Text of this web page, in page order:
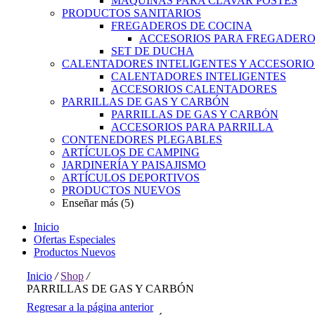
PRODUCTOS SANITARIOS
FREGADEROS DE COCINA
ACCESORIOS PARA FREGADERO
SET DE DUCHA
CALENTADORES INTELIGENTES Y
CALENTADORES INTELIGENTES
ACCESORIOS CALENTADORES
PARRILLAS DE GAS Y CARBÓN
PARRILLAS DE GAS Y CARBÓN
ACCESORIOS PARA PARRILLA
CONTENEDORES PLEGABLES
ARTÍCULOS DE CAMPING
JARDINERÍA Y PAISAJISMO
ARTÍCULOS DEPORTIVOS
PRODUCTOS NUEVOS
Enseñar más (5)
Inicio
Ofertas Especiales
Productos Nuevos
Inicio / Shop /
PARRILLAS DE GAS Y CARBÓN
Regresar a la página anterior